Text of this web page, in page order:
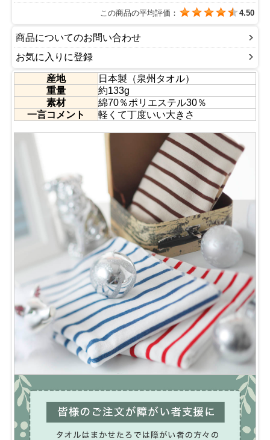
この商品の平均評価： 4.50
商品についてのお問い合わせ
お気に入りに登録
産地
日本製（泉州タオル）
重量
約133g
素材
綿70％ポリエステル30％
一言コメント
軽くて丁度いい大きさ